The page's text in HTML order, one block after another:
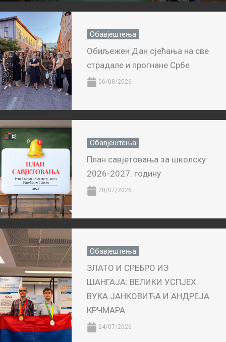
Обавјештења
Обиљежен Дан сјећања на све
страдале и прогнане Србе
06/08/2026
Обавјештења
План савјетовања за школску
2026-2027. годину
28/07/2026
Обавјештења
ЗЛАТО И СРЕБРО ИЗ
ШАНГАЈА: ВЕЛИКИ УСПЈЕХ
ВУКА ЈАНКОВИЋА И АНДРЕЈА
КРЧМАРА
24/07/2026